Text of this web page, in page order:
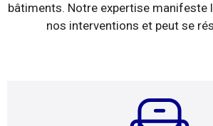
bâtiments. Notre expertise manifeste
nos interventions et peut se